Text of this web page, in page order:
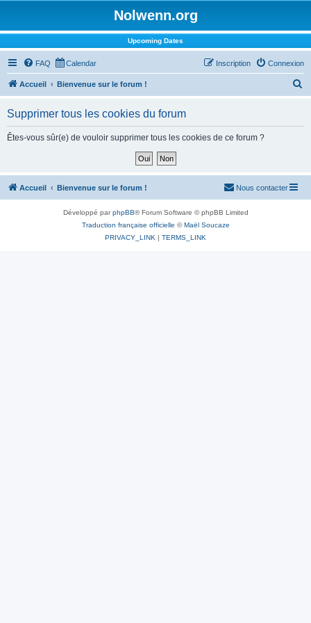
Nolwenn.org
Upcoming Dates
FAQ Calendar Connexion
Inscription
Accueil Bienvenue sur le forum !
h
Supprimer tous les cookies du forum
Êtes-vous sûr(e) de vouloir supprimer tous les cookies de ce forum ?
Accueil Bienvenue sur le forum ! Nous contacter
Développé parphpBB® Forum Software © phpBB Limited
Traduction française officielle ©Maël Soucaze
PRIVACY_LINK | TERMS_LINK